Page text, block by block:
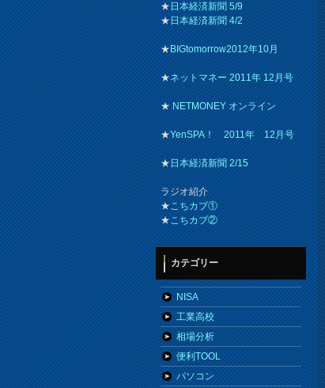
★日本経済新聞 5/9
★日本経済新聞 4/2
★BIGtomorrow2012年10月
★ネットマネー 2011年 12月号
★NETMONEY オンライン
★YenSPA！ 2011年 12月号
★日本経済新聞 2/15
ラジオ紹介
★こちカブ①
★こちカブ②
カテゴリー
NISA
工業高校
相場分析
便利TOOL
パソコン